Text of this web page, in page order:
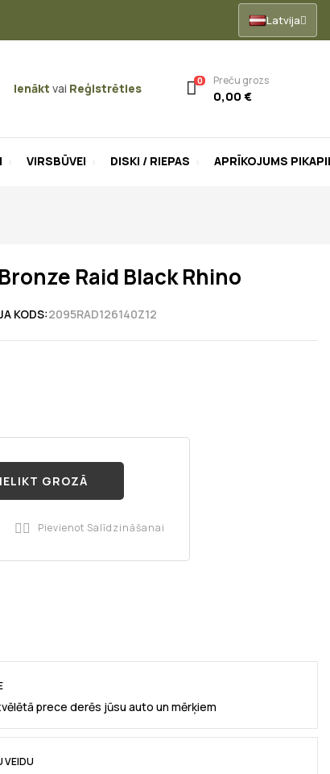
Latvija
Ienākt vai Reģistrēties
0 Preču grozs
0,00 €
VIRSBŪVEI DISKI / RIEPAS APRĪKOJUMS
Raid Black Rhino
KODS:2095RAD126140Z12
IELIKT GROZĀ
 Pievienot Salīdzināšanai
prece derēs jūsu auto un mērķiem
VEIDU